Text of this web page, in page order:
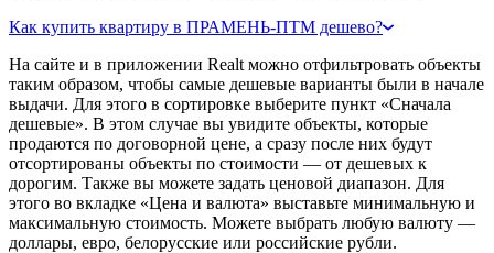
Как купить квартиру в ПРАМЕНЬ-ПТМ дешево?
На сайте и в приложении Realt можно отфильтровать объекты
таким образом, чтобы самые дешевые варианты были в начале
выдачи. Для этого в сортировке выберите пункт «Сначала
дешевые». В этом случае вы увидите объекты, которые
продаются по договорной цене, а сразу после них будут
отсортированы объекты по стоимости — от дешевых к
дорогим. Также вы можете задать ценовой диапазон. Для
этого во вкладке «Цена и валюта» выставьте минимальную и
максимальную стоимость. Можете выбрать любую валюту —
доллары, евро, белорусские или российские рубли.